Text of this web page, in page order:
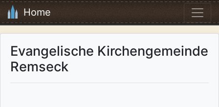
Home
Evangelische Kirchengemeinde
Remseck